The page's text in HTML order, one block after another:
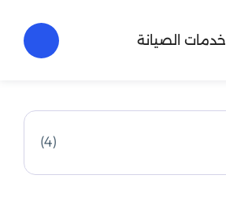
خدمات الصيانة
(4)